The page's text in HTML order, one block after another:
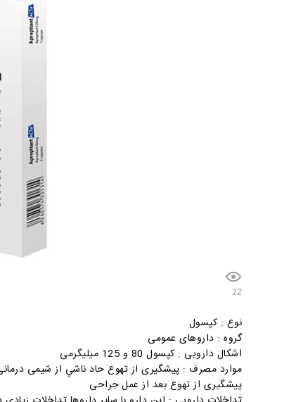
22
نوع : کپسول
گروه : داروهای عمومی
اشکال دارویی : کپسول 80 و 125 میلیگرمی
موارد مصرف : پيشگيری از تهوع حاد ناشي از شيمی
پيشگيری از تهوع بعد از عمل جراحی